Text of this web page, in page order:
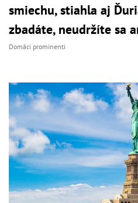
smiechu, stiahla aj
zbadáte, neudržíte sa
Domáci prominenti